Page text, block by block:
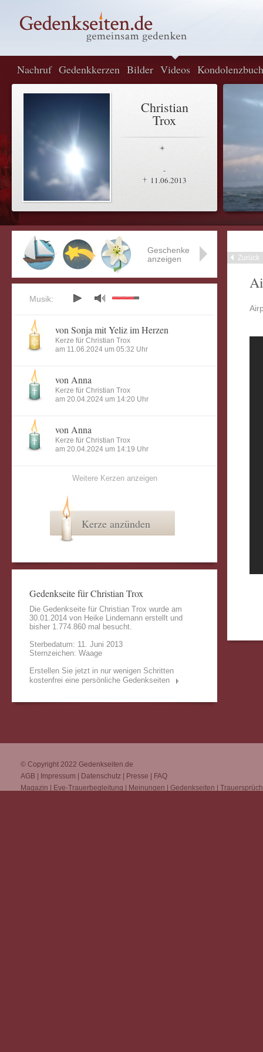
Nachruf Gedenkkerzen Bilder Videos Kondolenzbuch
Christian
Trox
-
11.06.2013
Zurück
Geschenke
anzeigen
Musik:
von Sonja mit Yeliz im Herzen
Kerze für Christian Trox
am 11.06.2024 um 05:32 Uhr
von Anna
Kerze für Christian Trox
am 20.04.2024 um 14:20 Uhr
von Anna
Kerze für Christian Trox
am 20.04.2024 um 14:19 Uhr
Weitere Kerzen anzeigen
Kerze anzünden
Gedenkseite für Christian Trox
Die Gedenkseite für Christian Trox wurde am
30.01.2014 von Heike Lindemann erstellt und
bisher 1.774.860 mal besucht.
Sterbedatum: 11. Juni 2013
Sternzeichen: Waage
Erstellen Sie jetzt in nur wenigen Schritten
kostenfrei eine persönliche Gedenkseiten
© Copyright 2022 Gedenkseiten.de
AGB
Impressum Datenschutz Presse
FAQ
Magazin
Eve-Trauerbegleitung Meinungen Gedenkseiten